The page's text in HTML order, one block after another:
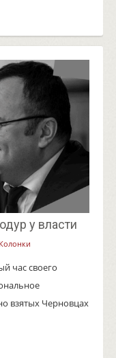
у власти
Колонки
час своего
взятых Черновцах